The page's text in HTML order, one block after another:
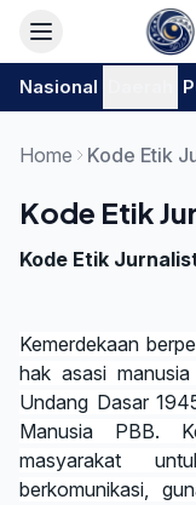
Nasional
Home Kode Etik
Kode Etik
Kode Etik
Kemerdekaan
hak asasi
Undang Dasar
Manusia PBB.
masyarakat
berkomunikasi,